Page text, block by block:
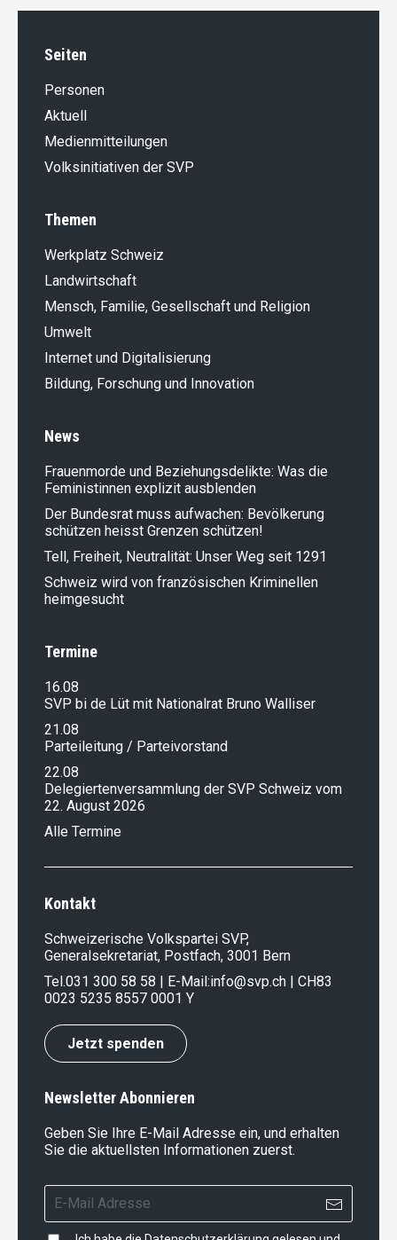
Seiten
Personen
Aktuell
Medienmitteilungen
Volksinitiativen der SVP
Themen
Werkplatz Schweiz
Landwirt­schaft
Mensch, Familie, Gesellschaft und Religion
Umwelt
Internet und Digitalisierung
Bildung, Forschung und Innovation
News
Frauenmorde und Beziehungsdelikte: Was die
Feministinnen explizit ausblenden
Der Bundesrat muss aufwachen: Bevölkerung
schützen heisst Grenzen schützen!
Tell, Freiheit, Neutralität: Unser Weg seit 1291
Schweiz wird von französischen Kriminellen
heimgesucht
Termine
16.08
SVP bi de Lüt mit Nationalrat Bruno Walliser
21.08
Parteileitung / Parteivorstand
22.08
Delegiertenversammlung der SVP Schweiz vom
22. August 2026
Alle Termine
Kontakt
Schweizerische Volkspartei SVP,
Generalsekretariat, Postfach, 3001 Bern
Tel.031 300 58 58 | E-Mail:info@svp.ch | CH83
0023 5235 8557 0001 Y
Jetzt spenden
Newsletter Abonnieren
Geben Sie Ihre E-Mail Adresse ein, und erhalten
Sie die aktuellsten Informationen zuerst.